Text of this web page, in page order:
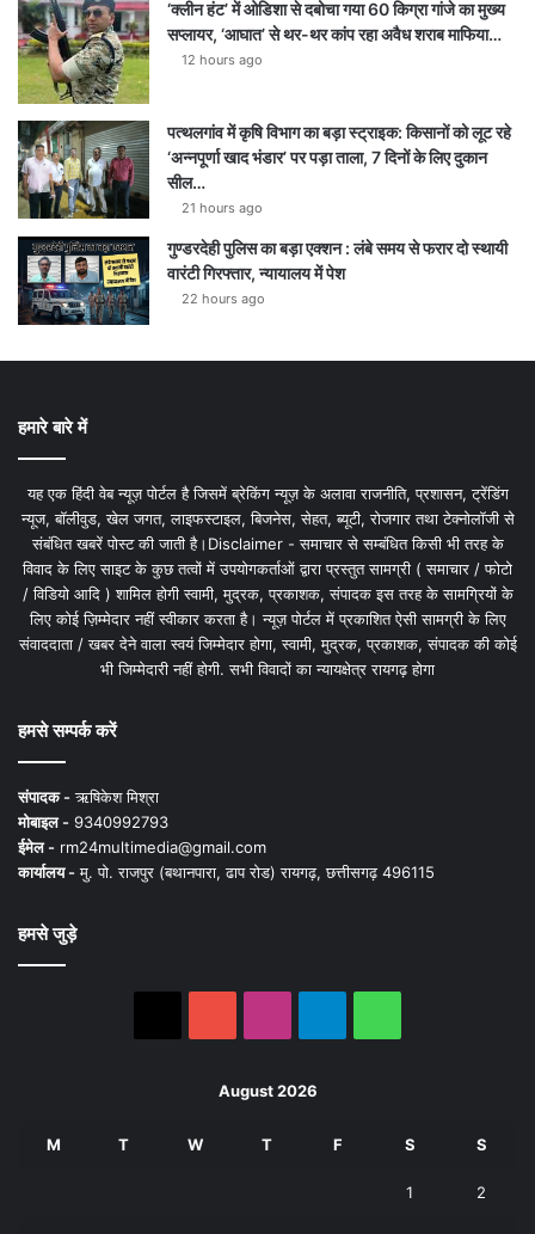
‘क्लीन हंट’ में ओडिशा से दबोचा गया 60 किग्रा गांजे का मुख्य
सप्लायर, ‘आघात’ से थर-थर कांप रहा अवैध शराब माफिया…
12 hours ago
पत्थलगांव में कृषि विभाग का बड़ा स्ट्राइक: किसानों को लूट रहे
‘अन्नपूर्णा खाद भंडार’ पर पड़ा ताला, 7 दिनों के लिए दुकान
सील…
21 hours ago
गुण्डरदेही पुलिस का बड़ा एक्शन : लंबे समय से फरार दो स्थायी
वारंटी गिरफ्तार, न्यायालय में पेश
22 hours ago
हमारे बारे में
यह एक हिंदी वेब न्यूज़ पोर्टल है जिसमें ब्रेकिंग न्यूज़ के अलावा राजनीति, प्रशासन, ट्रेंडिंग
न्यूज, बॉलीवुड, खेल जगत, लाइफस्टाइल, बिजनेस, सेहत, ब्यूटी, रोजगार तथा टेक्नोलॉजी से
संबंधित खबरें पोस्ट की जाती है।Disclaimer - समाचार से सम्बंधित किसी भी तरह के
विवाद के लिए साइट के कुछ तत्वों में उपयोगकर्ताओं द्वारा प्रस्तुत सामग्री ( समाचार / फोटो
/ विडियो आदि ) शामिल होगी स्वामी, मुद्रक, प्रकाशक, संपादक इस तरह के सामग्रियों के
लिए कोई ज़िम्मेदार नहीं स्वीकार करता है। न्यूज़ पोर्टल में प्रकाशित ऐसी सामग्री के लिए
संवाददाता / खबर देने वाला स्वयं जिम्मेदार होगा, स्वामी, मुद्रक, प्रकाशक, संपादक की कोई
भी जिम्मेदारी नहीं होगी. सभी विवादों का न्यायक्षेत्र रायगढ़ होगा
हमसे सम्पर्क करें
संपादक -ऋषिकेश मिश्रा
मोबाइल - 9340992793
ईमेल - rm24multimedia@gmail.com
कार्यालय -मु. पो. राजपुर (बथानपारा, ढाप रोड) रायगढ़, छत्तीसगढ़ 496115
हमसे जुड़े
August 2026
M T W T F S S
1 2